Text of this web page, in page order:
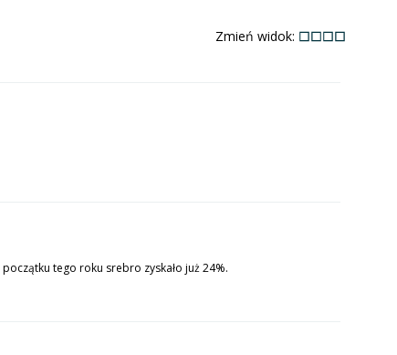
Zmień widok:
tego roku srebro zyskało już 24%.